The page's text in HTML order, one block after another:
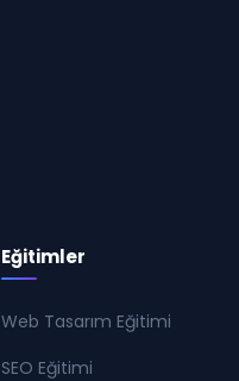
Eğitimler
Web Tasarım Eğitimi
SEO Eğitimi